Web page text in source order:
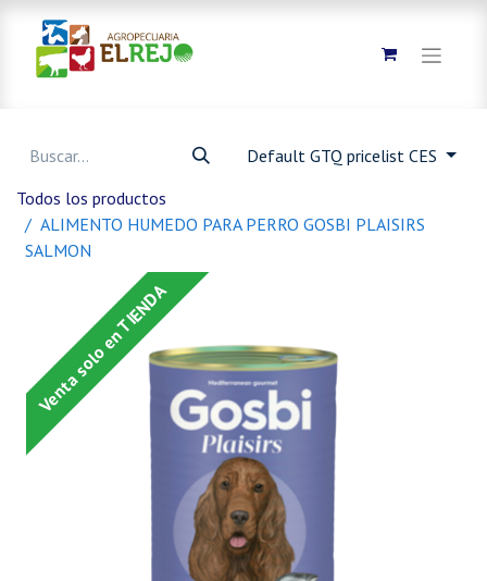
Default GTQ pricelist CES
Todos los productos
ALIMENTO HUMEDO PARA PERRO GOSBI PLAISIRS
SALMON
Venta solo en TIENDA